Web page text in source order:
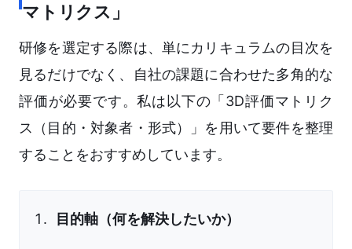
マトリクス」
研修を選定する際は、単にカリキュラムの目次を
見るだけでなく、自社の課題に合わせた多角的な
評価が必要です。私は以下の「3D評価マトリク
ス（目的・対象者・形式）」を用いて要件を整理
することをおすすめしています。
目的軸（何を解決したいか）